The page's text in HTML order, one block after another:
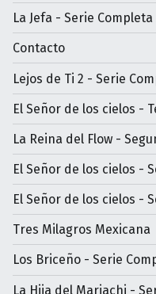
La Jefa - Serie Completa
Contacto
Lejos de Ti 2 - Serie
El Señor de los cielos -
La Reina del Flow -
El Señor de los cielos -
El Señor de los cielos -
Tres Milagros Mexicana
Los Briceño - Serie
La Hija del Mariachi -